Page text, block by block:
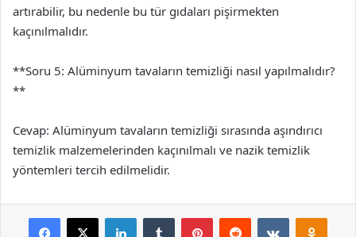
artırabilir, bu nedenle bu tür gıdaları pişirmekten
kaçınılmalıdır.
**Soru 5: Alüminyum tavaların temizliği nasıl yapılmalıdır?
**
Cevap: Alüminyum tavaların temizliği sırasında aşındırıcı
temizlik malzemelerinden kaçınılmalı ve nazik temizlik
yöntemleri tercih edilmelidir.
Facebook
X LinkedInTumblr PinterestReddit VKontakte